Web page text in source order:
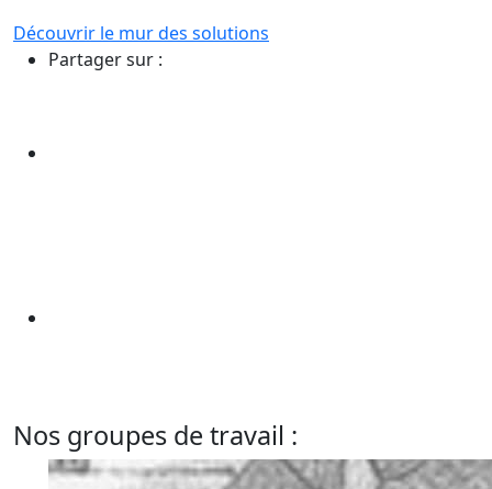
Découvrir le mur des solutions
Partager sur :
Nos groupes de travail :